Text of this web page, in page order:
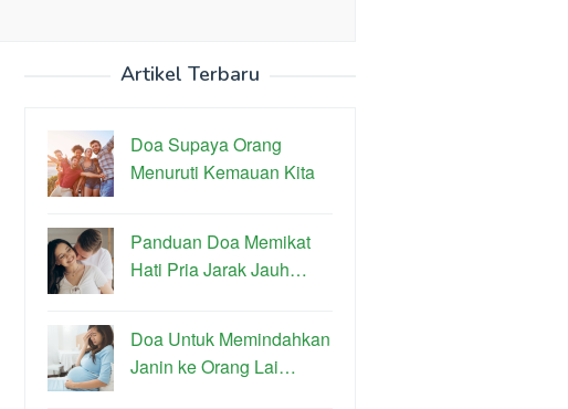
Artikel Terbaru
Doa Supaya Orang
Menuruti Kemauan Kita
Panduan Doa Memikat
Hati Pria Jarak Jauh…
Doa Untuk Memindahkan
Janin ke Orang Lai…